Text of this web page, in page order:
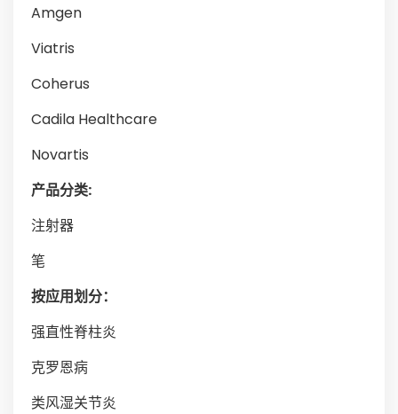
Amgen
Viatris
Coherus
Cadila Healthcare
Novartis
产品分类:
注射器
笔
按应用划分：
强直性脊柱炎
克罗恩病
类风湿关节炎